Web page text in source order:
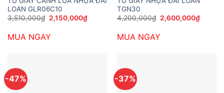
LOAN GLR06C10
3,510,000₫ Giá
gốc
3,510,000₫.
2,150,000₫Giá
hiện
MUA NGAY
TGN30
4,200,000₫ Giá
gốc
4,200,000₫.
2,600,000₫Giá
hiện
MUA NGAY
-47% -37%